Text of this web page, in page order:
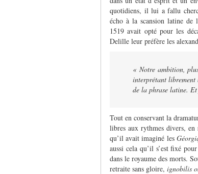
quotidiens, il lui a fallu
écho à la scansion latine de
1519 avait opté pour les
Delille leur préfère les
« Notre ambition,
interprétant librement
de la phrase latine.
Tout en conservant la
libres aux rythmes divers,
qu’il avait imaginé les
aussi cela qu’il s’est fixé
dans le royaume des morts.
retraite sans gloire, ignobilis